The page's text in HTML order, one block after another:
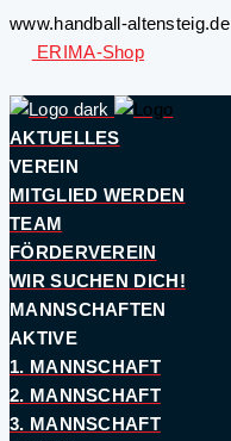
www.handball-altensteig.de
ERIMA-Shop
AKTUELLES
VEREIN
MITGLIED WERDEN
TEAM
FÖRDERVEREIN
WIR SUCHEN DICH!
MANNSCHAFTEN
AKTIVE
1. MANNSCHAFT
2. MANNSCHAFT
3. MANNSCHAFT